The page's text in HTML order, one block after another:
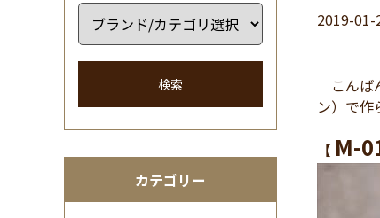
検索
カテゴリー
2019-01-
こんば
ン）で作
【 M-